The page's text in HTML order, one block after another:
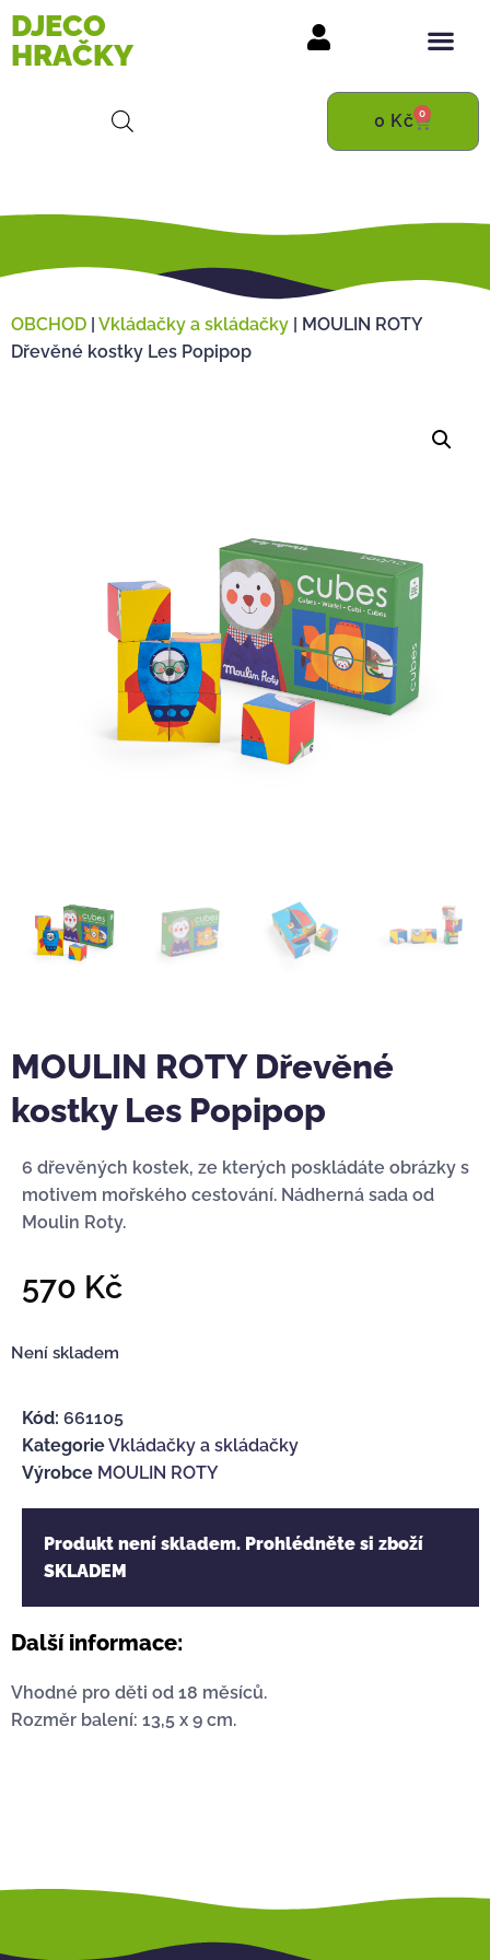
DJECO
HRAČKY
0 Kč 0
OBCHOD | Vkládačky a skládačky | MOULIN ROTY
Dřevěné kostky Les Popipop
MOULIN ROTY Dřevěné
kostky Les Popipop
6 dřevěných kostek, ze kterých poskládáte obrázky s
motivem mořského cestování. Nádherná sada od
Moulin Roty.
570 Kč
Není skladem
Kód: 661105
KategorieVkládačky a skládačky
Výrobce MOULIN ROTY
Produkt není skladem. Prohlédněte si zboží
SKLADEM
Další informace:
Vhodné pro děti od 18 měsíců.
Rozměr balení: 13,5 x 9 cm.